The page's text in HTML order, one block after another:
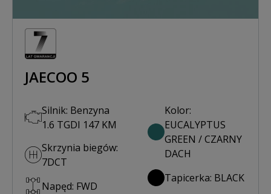
JAECOO 5
Silnik: Benzyna
1.6 TGDI 147 KM
Skrzynia biegów:
7DCT
Napęd: FWD
Kolor:
EUCALYPTUS
GREEN / CZARNY
DACH
Tapicerka: BLACK